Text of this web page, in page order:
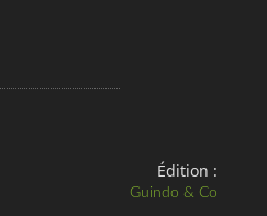
Édition :
Guindo & Co